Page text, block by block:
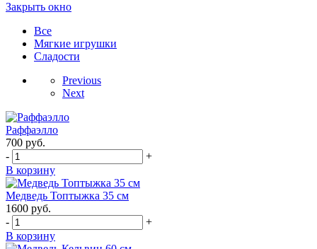
Закрыть окно
Все
Мягкие игрушки
Сладости
Previous
Next
Раффаэлло
700 руб.
-
+
В корзину
Медведь Топтыжка 35 см
1600 руб.
-
+
В корзину